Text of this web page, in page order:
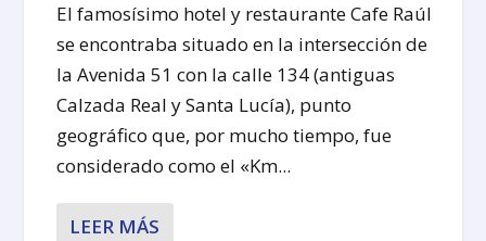
El famosísimo hotel y restaurante Cafe Raúl
se encontraba situado en la intersección de
la Avenida 51 con la calle 134 (antiguas
Calzada Real y Santa Lucía), punto
geográfico que, por mucho tiempo, fue
considerado como el «Km...
LEER MÁS